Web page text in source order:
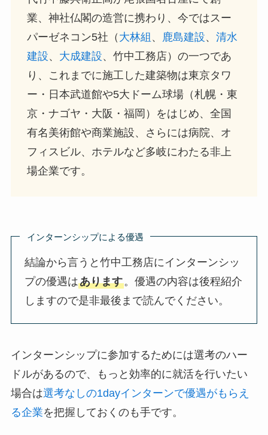
業、神社仏閣の造営に携わり、今ではスー
パーゼネコン5社（ 大林組 、 鹿島建設、 清水
建設、 大成建設、竹中工務店）の一つであ
り、これまでに施工した建築物は東京タワ
ー・日本武道館や5大ドーム球場（札幌・東
京・ナゴヤ・大阪・福岡）をはじめ、全国
有名美術館や商業施設、さらには病院、オ
フィスビル、ホテルなど多岐にわたる非上
場企業です。
インターンシップによる優遇
結論から言うと竹中工務店にインターンシッ
プの優遇はあります。優遇の内容は後程紹介
しますので是非最後まで読んでください。
インターンシップに参加するためには選考のハー
ドルがあるので、もっと効率的に就活を行いたい
場合は選考なしの1dayインターンで優遇がもらえ
る企業を把握しておくのも手です。